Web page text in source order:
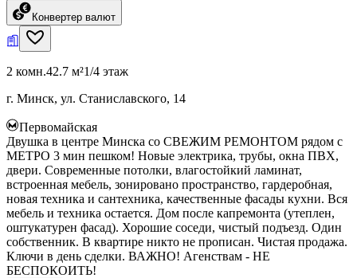
Конвертер валют
2 комн.42.7 м²1/4 этаж
г. Минск, ул. Станиславского, 14
Первомайская
Двушка в центре Минска со СВЕЖИМ РЕМОНТОМ рядом с
МЕТРО 3 мин пешком! Новые электрика, трубы, окна ПВХ,
двери. Современные потолки, влагостойкий ламинат,
встроенная мебель, зонировано пространство, гардеробная,
новая техника и сантехника, качественные фасады кухни. Вся
мебель и техника остается. Дом после капремонта (утеплен,
оштукатурен фасад). Хорошие соседи, чистый подъезд. Один
собственник. В квартире никто не прописан. Чистая продажа.
Ключи в день сделки. ВАЖНО! Агенствам - НЕ
БЕСПОКОИТЬ!